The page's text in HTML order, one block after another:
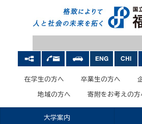
在学生の方へ 卒業生の方へ
地域の方へ 寄附をお考えの方
大学案内